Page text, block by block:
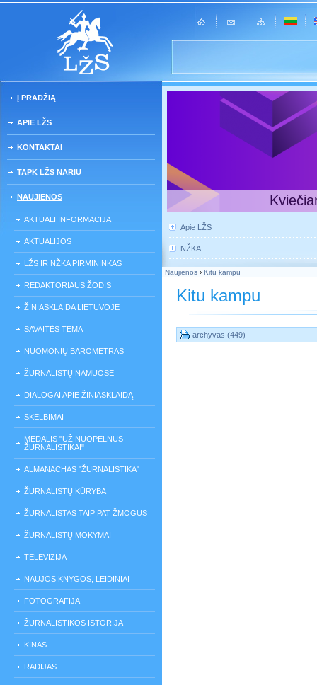
Į PRADŽIĄ
APIE LŽS
KONTAKTAI
TAPK LŽS NARIU
NAUJIENOS
AKTUALI INFORMACIJA
AKTUALIJOS
LŽS IR NŽKA PIRMININKAS
REDAKTORIAUS ŽODIS
ŽINIASKLAIDA LIETUVOJE
SAVAITĖS TEMA
NUOMONIŲ BAROMETRAS
ŽURNALISTŲ NAMUOSE
DIALOGAI APIE ŽINIASKLAIDĄ
SKELBIMAI
MEDALIS "UŽ NUOPELNUS
ŽURNALISTIKAI"
ALMANACHAS "ŽURNALISTIKA"
ŽURNALISTŲ KŪRYBA
ŽURNALISTAS TAIP PAT ŽMOGUS
ŽURNALISTŲ MOKYMAI
TELEVIZIJA
NAUJOS KNYGOS, LEIDINIAI
FOTOGRAFIJA
ŽURNALISTIKOS ISTORIJA
KINAS
RADIJAS
Apie LŽS
NŽKA
Naujienos › Kitu kampu
Kitu kampu
archyvas (449)